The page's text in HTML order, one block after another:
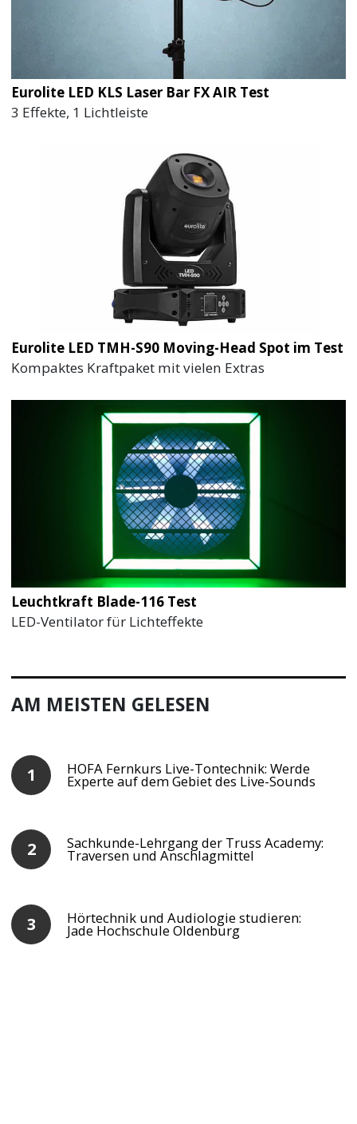
Eurolite LED KLS Laser Bar FX AIR Test
3 Effekte, 1 Lichtleiste
Eurolite LED TMH-S90 Moving-Head Spot im Test
Kompaktes Kraftpaket mit vielen Extras
Leuchtkraft Blade-116 Test
LED-Ventilator für Lichteffekte
AM MEISTEN GELESEN
HOFA Fernkurs Live-Tontechnik: Werde
Experte auf dem Gebiet des Live-Sounds
Sachkunde-Lehrgang der Truss Academy:
Traversen und Anschlagmittel
Hörtechnik und Audiologie studieren:
Jade Hochschule Oldenburg